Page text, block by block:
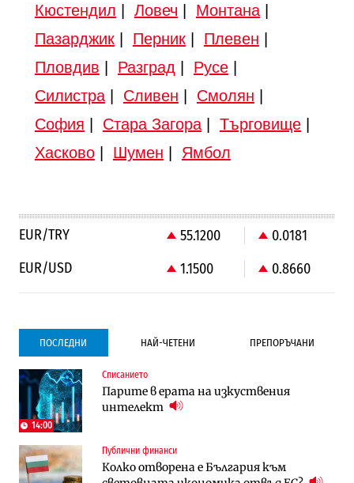
Кюстендил
Ловеч Монтана|
Пазарджик| Перник| Плевен
Пловдив
Разград Русе|
Силистра| Сливен Смолян
София
Стара Загора| Търговище|
Хасково| Шумен Ямбол
EUR/TRY 55.1200
0.0181
EUR/USD
1.1500 0.8660
ПОСЛЕДНИ НАЙ-ЧЕТЕНИ ПРЕПОРЪЧАНИ
14:00
Списанието
Парите в ерата на изкуствения
интелект
Публични финанси
Колко отворена е България към
Градоустройство
Столична община избра изпълнител за
преместването на трамвайното
Компании
Vivacom предлага над 150 устройства с
Компании
Vivacom предлага над 150 устройства с
90% отстъпка през август
Градоустройство
Столична община избра изпълнител за